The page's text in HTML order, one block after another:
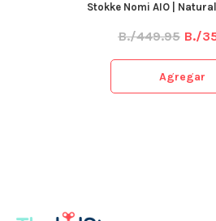
Stokke Nomi AIO |
B./449.95 B./
Agregar